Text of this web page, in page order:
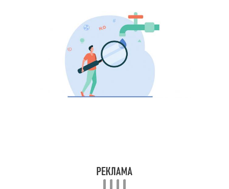
Воды на кухне
Платы за воду Вод для бытовых нужд